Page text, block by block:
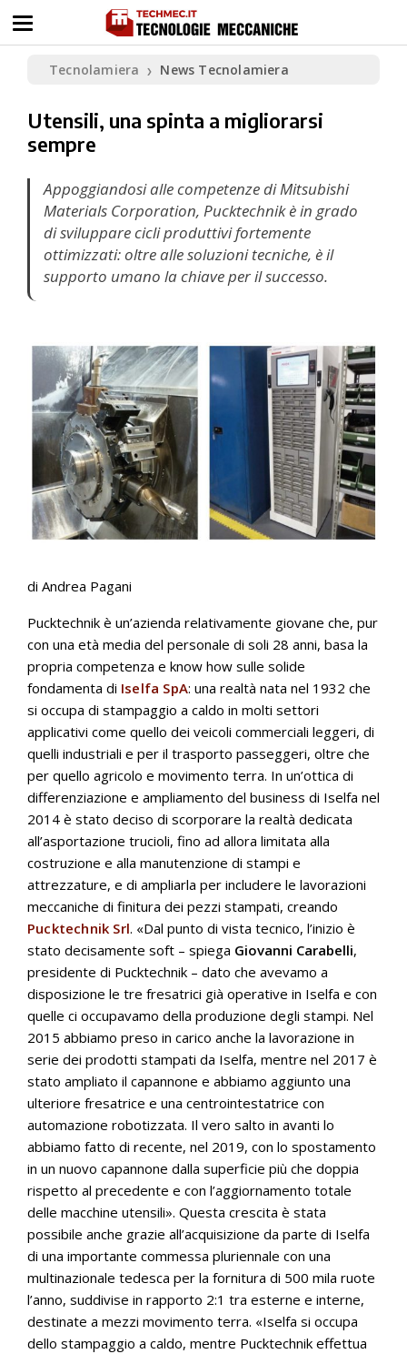
Tecnolamiera ❯ News Tecnolamiera
Utensili, una spinta a migliorarsi
sempre
Appoggiandosi alle competenze di Mitsubishi
Materials Corporation, Pucktechnik è in grado
di sviluppare cicli produttivi fortemente
ottimizzati: oltre alle soluzioni tecniche, è il
supporto umano la chiave per il successo.
di Andrea Pagani
Pucktechnik è un’azienda relativamente giovane che, pur
con una età media del personale di soli 28 anni, basa la
propria competenza e know how sulle solide
fondamenta di Iselfa SpA: una realtà nata nel 1932 che
si occupa di stampaggio a caldo in molti settori
applicativi come quello dei veicoli commerciali leggeri, di
quelli industriali e per il trasporto passeggeri, oltre che
per quello agricolo e movimento terra. In un’ottica di
differenziazione e ampliamento del business di Iselfa nel
2014 è stato deciso di scorporare la realtà dedicata
all’asportazione trucioli, fino ad allora limitata alla
costruzione e alla manutenzione di stampi e
attrezzature, e di ampliarla per includere le lavorazioni
meccaniche di finitura dei pezzi stampati, creando
Pucktechnik Srl. «Dal punto di vista tecnico, l’inizio è
stato decisamente soft – spiega Giovanni Carabelli,
presidente di Pucktechnik – dato che avevamo a
disposizione le tre fresatrici già operative in Iselfa e con
quelle ci occupavamo della produzione degli stampi. Nel
2015 abbiamo preso in carico anche la lavorazione in
serie dei prodotti stampati da Iselfa, mentre nel 2017 è
stato ampliato il capannone e abbiamo aggiunto una
ulteriore fresatrice e una centrointestatrice con
automazione robotizzata. Il vero salto in avanti lo
abbiamo fatto di recente, nel 2019, con lo spostamento
in un nuovo capannone dalla superficie più che doppia
rispetto al precedente e con l’aggiornamento totale
delle macchine utensili». Questa crescita è stata
possibile anche grazie all’acquisizione da parte di Iselfa
di una importante commessa pluriennale con una
multinazionale tedesca per la fornitura di 500 mila ruote
l’anno, suddivise in rapporto 2:1 tra esterne e interne,
destinate a mezzi movimento terra. «Iselfa si occupa
dello stampaggio a caldo, mentre Pucktechnik effettua